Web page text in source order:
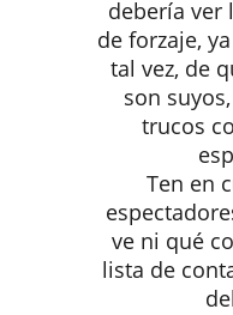
debería ver
de forzaje,
tal vez, de
son
trucos
Ten en
ve ni qué
lista de